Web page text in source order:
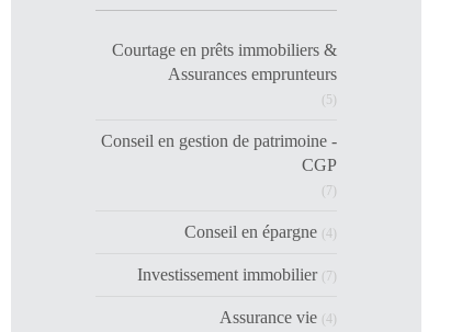
Courtage en prêts immobiliers &
Assurances emprunteurs
(5)
Conseil en gestion de patrimoine -
CGP
(7)
Conseil en épargne (4)
Investissement immobilier (7)
Assurance vie (4)